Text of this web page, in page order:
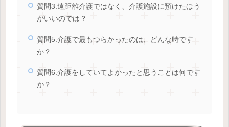
質問3.遠距離介護ではなく、介護施設に預けたほう
がいいのでは？
質問5.介護で最もつらかったのは、どんな時です
か？
質問6.介護をしていてよかったと思うことは何です
か？